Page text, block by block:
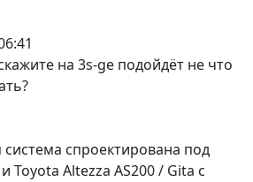
на 3s-ge подойдёт не что
спроектирована под
Toyota Altezza AS200 / Gita с